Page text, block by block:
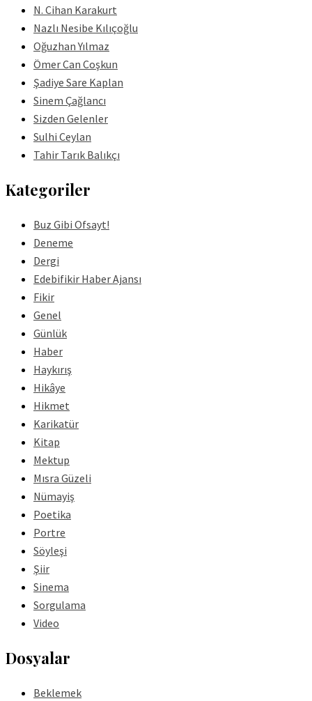
N. Cihan Karakurt
Nazlı Nesibe Kılıçoğlu
Oğuzhan Yılmaz
Ömer Can Coşkun
Şadiye Sare Kaplan
Sinem Çağlancı
Sizden Gelenler
Sulhi Ceylan
Tahir Tarık Balıkçı
Kategoriler
Buz Gibi Ofsayt!
Deneme
Dergi
Edebifikir Haber Ajansı
Fikir
Genel
Günlük
Haber
Haykırış
Hikâye
Hikmet
Karikatür
Kitap
Mektup
Mısra Güzeli
Nümayiş
Poetika
Portre
Söyleşi
Şiir
Sinema
Sorgulama
Video
Dosyalar
Beklemek